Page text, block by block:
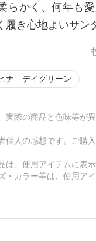
らかく、何年も
履き心地よいサン
ナ デイグリーン
実際の商品と色味等が
個人の感想です。ご購
、使用アイテムに表示
・カラー等は、使用ア